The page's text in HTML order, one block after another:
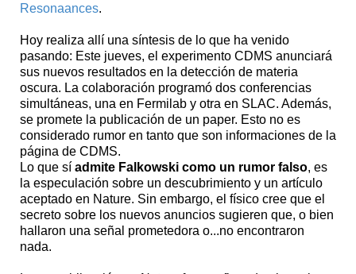
Resonaances.
Hoy realiza allí una síntesis de lo que ha venido
pasando: Este jueves, el experimento CDMS anunciará
sus nuevos resultados en la detección de materia
oscura. La colaboración programó dos conferencias
simultáneas, una en Fermilab y otra en SLAC. Además,
se promete la publicación de un paper. Esto no es
considerado rumor en tanto que son informaciones de la
página de CDMS.
Lo que sí admite Falkowski como un rumor falso, es
la especulación sobre un descubrimiento y un artículo
aceptado en Nature. Sin embargo, el físico cree que el
secreto sobre los nuevos anuncios sugieren que, o bien
hallaron una señal prometedora o...no encontraron
nada.